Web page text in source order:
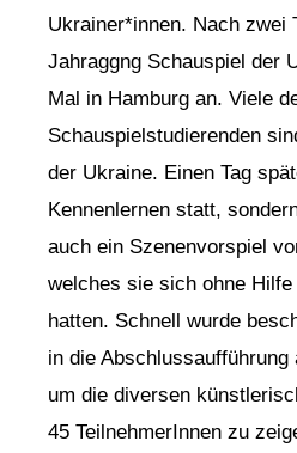
Ukrainer*innen. Nach zwei
Jahraggng Schauspiel der
Mal in Hamburg an. Viele
Schauspielstudierenden
der Ukraine. Einen Tag
Kennenlernen statt,
auch ein Szenenvorspiel
welches sie sich ohne
hatten. Schnell wurde
in die
um die diversen
45 TeilnehmerInnen zu